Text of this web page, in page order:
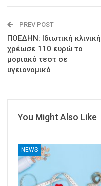
PREV POST
ΠΟΕΔΗΝ: Ιδιωτική κλινική
χρέωσε 110 ευρώ το
μοριακό τεστ σε
υγειονομικό
You Might Also Like
NEWS